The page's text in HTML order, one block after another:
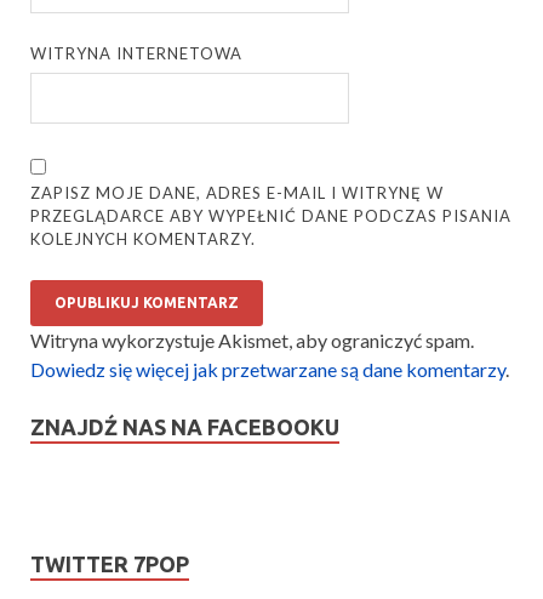
WITRYNA INTERNETOWA
ZAPISZ MOJE DANE, ADRES E-MAIL I WITRYNĘ W
PRZEGLĄDARCE ABY WYPEŁNIĆ DANE PODCZAS PISANIA
KOLEJNYCH KOMENTARZY.
Witryna wykorzystuje Akismet, aby ograniczyć spam.
Dowiedz się więcej jak przetwarzane są dane komentarzy.
ZNAJDŹ NAS NA FACEBOOKU
TWITTER 7POP